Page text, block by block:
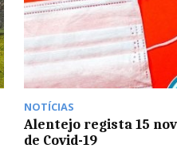
NOTÍCIAS
Alentejo regista 15
de Covid-19